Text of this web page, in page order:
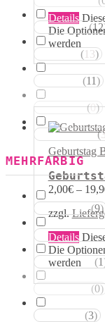
Details
Die
werden
Geburtstag
2,00€–
zzgl.
Details
Die
werden
Violetttöne (12
( 13)
(11)
Brauntöne (0)
Schwarztöne (
MEHRFARBIG
Rosa Weiss (9)
Schwarz Weiss
Silber Weiss (1
(0)
(3)